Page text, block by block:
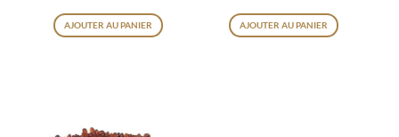
AJOUTER AU PANIER AJOUTER AU PANIER